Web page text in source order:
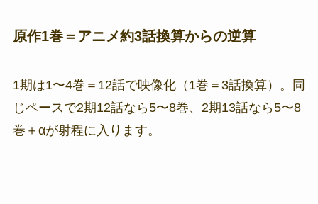
原作1巻＝アニメ約3話換算からの逆算
1期は1〜4巻＝12話で映像化（1巻＝3話換算）。同
じペースで2期12話なら5〜8巻、2期13話なら5〜8
巻＋αが射程に入ります。